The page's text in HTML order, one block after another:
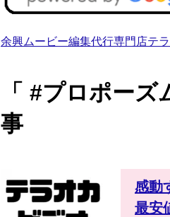
余興ムービー編集代行専門店テ
「 #プロポー
事
感動
最安